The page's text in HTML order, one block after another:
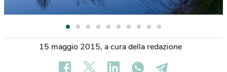
15 maggio 2015, a cura della redazione